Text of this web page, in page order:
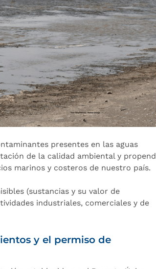
presentes en las aguas
de la calidad ambiental y
marinos y costeros de nuestro país.
(sustancias y su valor de
industriales, comerciales y de
y el permiso de